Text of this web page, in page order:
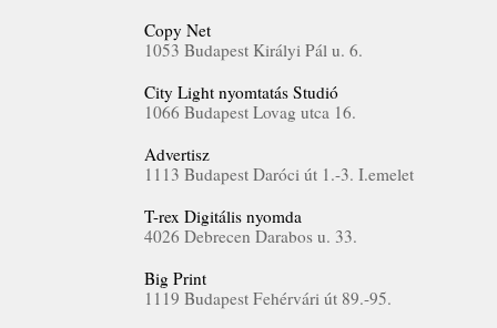
Copy Net
1053 Budapest Királyi Pál u. 6.
City Light nyomtatás Studió
1066 Budapest Lovag utca 16.
Advertisz
1113 Budapest Daróci út 1.-3. I.emelet
T-rex Digitális nyomda
4026 Debrecen Darabos u. 33.
Big Print
1119 Budapest Fehérvári út 89.-95.